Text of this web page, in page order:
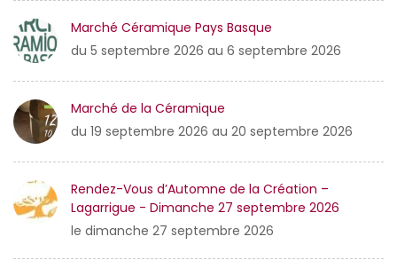
Marché Céramique Pays Basque
du 5 septembre 2026 au 6 septembre 2026
Marché de la Céramique
du 19 septembre 2026 au 20 septembre 2026
Rendez-Vous d’Automne de la Création –
Lagarrigue - Dimanche 27 septembre 2026
le dimanche 27 septembre 2026